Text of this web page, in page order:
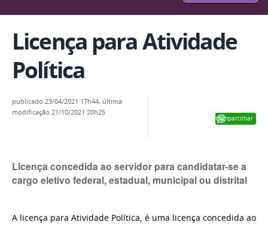
Licença para Atividade
Política
Compartilhar
publicado 23/04/2021 17h44, última
modificação 21/10/2021 20h25
Licença concedida ao servidor para candidatar-se a
cargo eletivo federal, estadual, municipal ou distrital
A licença para Atividade Política, é uma licença concedida ao